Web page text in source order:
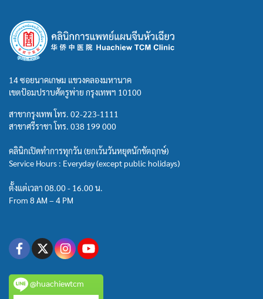
14 ซอยนาคเกษม แขวงคลองมหานาค
เขตป้อมปราบศัตรูพ่าย กรุงเทพฯ 10100
สาขากรุงเทพ โทร. 02-223-1111
สาขาศรีราชา โทร. 038 199 000
คลินิกเปิดทำการทุกวัน (ยกเว้นวันหยุดนักขัตฤกษ์)
Service Hours : Everyday (except public holidays)
ตั้งแต่เวลา 08.00 - 16.00 น.
From 8 AM – 4 PM
@huachiewtcm